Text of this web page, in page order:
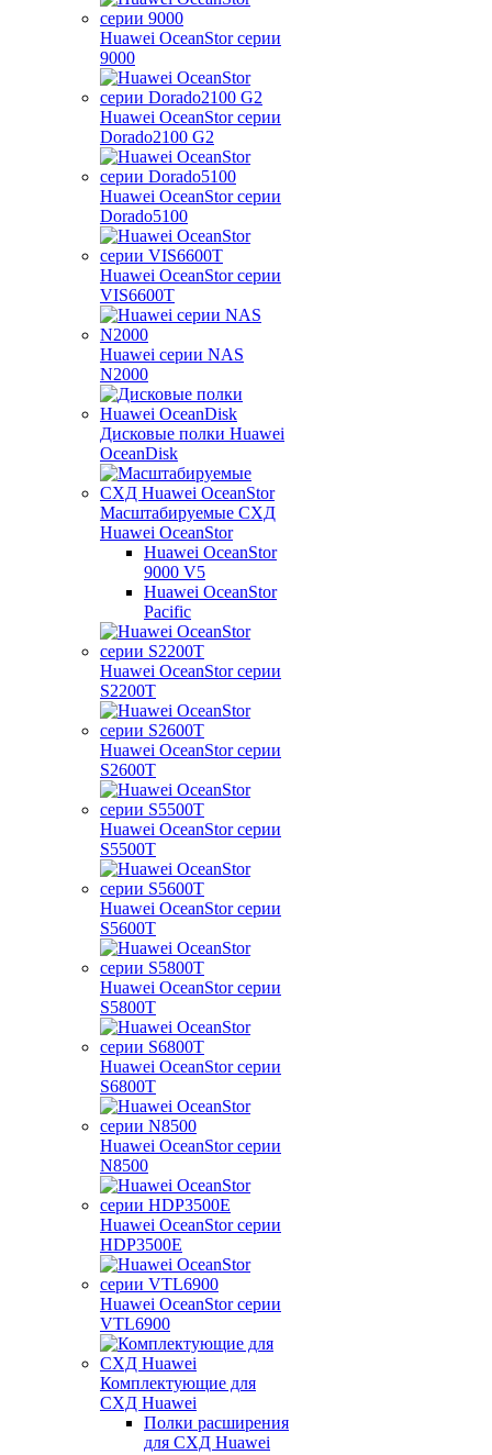
Huawei OceanStor серии
9000
Huawei OceanStor серии
Dorado2100 G2
Huawei OceanStor серии
Dorado5100
Huawei OceanStor серии
VIS6600T
Huawei серии NAS
N2000
Дисковые полки Huawei
OceanDisk
Масштабируемые СХД
Huawei OceanStor
Huawei OceanStor
9000 V5
Huawei OceanStor
Pacific
Huawei OceanStor серии
S2200T
Huawei OceanStor серии
S2600T
Huawei OceanStor серии
S5500T
Huawei OceanStor серии
S5600T
Huawei OceanStor серии
S5800T
Huawei OceanStor серии
S6800T
Huawei OceanStor серии
N8500
Huawei OceanStor серии
HDP3500E
Huawei OceanStor серии
VTL6900
Комплектующие для
СХД Huawei
Полки расширения
для СХД Huawei